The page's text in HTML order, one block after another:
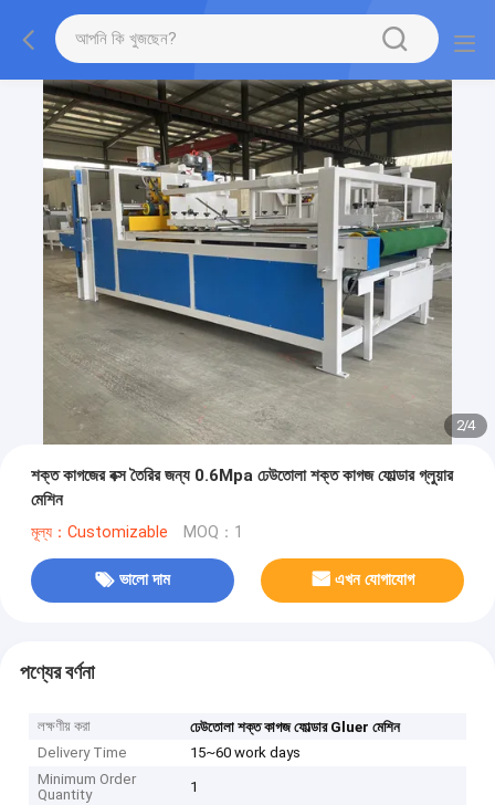
2/4
শক্ত কাগজের বক্স তৈরির জন্য 0.6Mpa ঢেউতোলা শক্ত কাগজ ফোল্ডার গ্লুয়ার
মেশিন
মূল্য：Customizable MOQ：1
ভালো দাম এখন যোগাযোগ
পণ্যের বর্ণনা
লক্ষণীয় করা
ঢেউতোলা শক্ত কাগজ ফোল্ডার Gluer মেশিন
Delivery Time
15~60 work days
Minimum Order
Quantity
1